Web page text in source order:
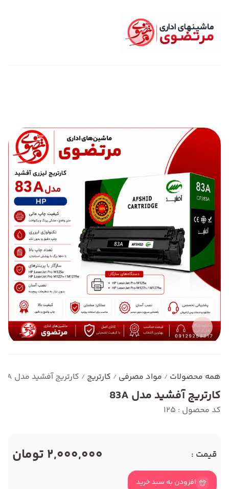
همه محصولات / مواد مصرفی / کارتریج / کارتریج آفشید مدل 83A
کارتریج آفشید مدل 83A
کد محصول : 125
قیمت : 2,000,000 تومان
افزودن به سبد خرید